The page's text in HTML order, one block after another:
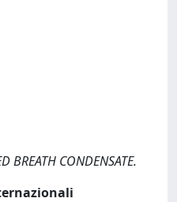
BREATH CONDENSATE.